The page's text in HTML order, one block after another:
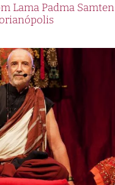
Lama Padma Samten